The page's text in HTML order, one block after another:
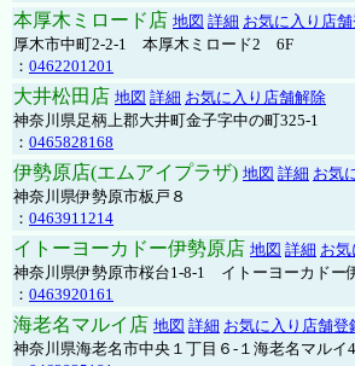
本厚木ミロード店 地図 詳細 お気に入り店
厚木市中町2-2-1 本厚木ミロード2 6F
： 0462201201
大井松田店 地図 詳細 お気に入り店舗解除
神奈川県足柄上郡大井町金子字中の町325-1
： 0465828168
伊勢原店(エムアイプラザ) 地図 詳細 お気
神奈川県伊勢原市板戸８
： 0463911214
イトーヨーカドー伊勢原店 地図 詳細 お
神奈川県伊勢原市桜台1-8-1 イトーヨーカドー
： 0463920161
海老名マルイ店 地図 詳細 お気に入り店舗登
神奈川県海老名市中央１丁目６-１海老名マルイ